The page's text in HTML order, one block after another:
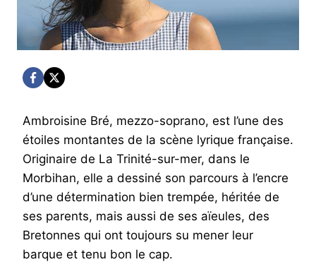
Ambroisine Bré, mezzo-soprano, est l’une des
étoiles montantes de la scène lyrique française.
Originaire de La Trinité-sur-mer, dans le
Morbihan, elle a dessiné son parcours à l’encre
d’une détermination bien trempée, héritée de
ses parents, mais aussi de ses aïeules, des
Bretonnes qui ont toujours su mener leur
barque et tenu bon le cap.